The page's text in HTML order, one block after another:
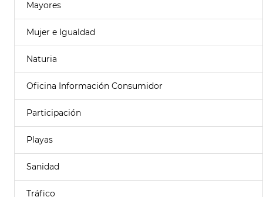
Mayores
Mujer e Igualdad
Naturia
Oficina Información Consumidor
Participación
Playas
Sanidad
Tráfico